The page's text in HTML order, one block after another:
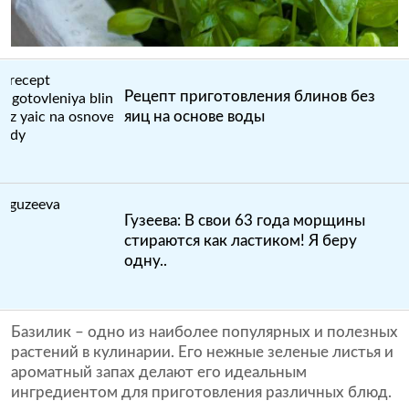
Рецепт приготовления блинов без
яиц на основе воды
Гузеева: В свои 63 года морщины
стираются как ластиком! Я беру
одну..
Базилик – одно из наиболее популярных и полезных
растений в кулинарии. Его нежные зеленые листья и
ароматный запах делают его идеальным
ингредиентом для приготовления различных блюд.